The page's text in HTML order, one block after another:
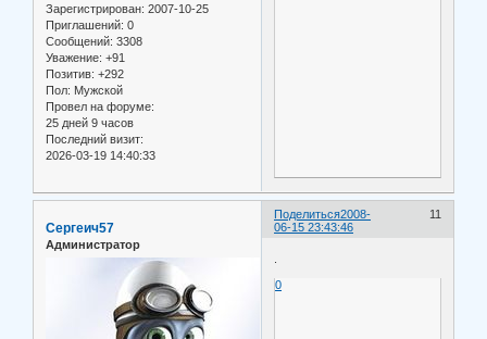
Зарегистрирован: 2007-10-25
Приглашений: 0
Сообщений: 3308
Уважение: +91
Позитив: +292
Пол: Мужской
Провел на форуме:
25 дней 9 часов
Последний визит:
2026-03-19 14:40:33
Поделиться 11
2008-
06-15 23:43:46
Сергеич57
Администратор
0